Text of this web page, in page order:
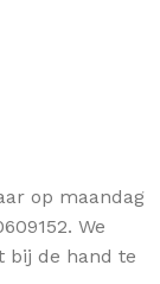
op maandag
We
bij de hand te